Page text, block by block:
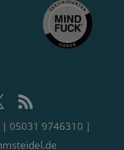
05031 9746310 |